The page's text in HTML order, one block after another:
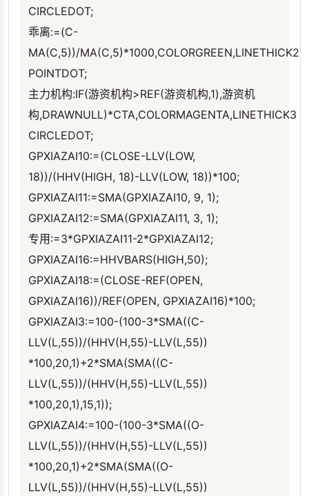
CIRCLEDOT;
乖离:=(C-
MA(C,5))/MA(C,5)*1000,COLORGREEN,LINETHICK2
POINTDOT;
主力机构:IF(游资机构>REF(游资机构,1),游资机
构,DRAWNULL)*CTA,COLORMAGENTA,LINETHICK3
CIRCLEDOT;
GPXIAZAI10:=(CLOSE-LLV(LOW,
18))/(HHV(HIGH, 18)-LLV(LOW, 18))*100;
GPXIAZAI11:=SMA(GPXIAZAI10, 9, 1);
GPXIAZAI12:=SMA(GPXIAZAI11, 3, 1);
专用:=3*GPXIAZAI11-2*GPXIAZAI12;
GPXIAZAI16:=HHVBARS(HIGH,50);
GPXIAZAI18:=(CLOSE-REF(OPEN,
GPXIAZAI16))/REF(OPEN, GPXIAZAI16)*100;
GPXIAZAI3:=100-(100-3*SMA((C-
LLV(L,55))/(HHV(H,55)-LLV(L,55))
*100,20,1)+2*SMA(SMA((C-
LLV(L,55))/(HHV(H,55)-LLV(L,55))
*100,20,1),15,1));
GPXIAZAI4:=100-(100-3*SMA((O-
LLV(L,55))/(HHV(H,55)-LLV(L,55))
*100,20,1)+2*SMA(SMA((O-
LLV(L,55))/(HHV(H,55)-LLV(L,55))